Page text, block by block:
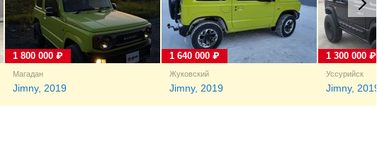
Магадан
Jimny, 2019
1 800 000 ₽
Жуковский
Jimny, 2019
1 640 000 ₽
Уссурийск
Jimny, 2019
1 300 000 ₽